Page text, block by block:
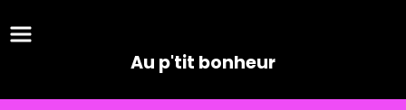
Au p'tit bonheur